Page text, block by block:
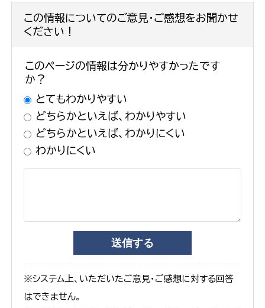
この情報についてのご意見・ご感想をお聞かせ
ください！
このページの情報は分かりやすかったです
か？
とてもわかりやすい
どちらかといえば、わかりやすい
どちらかといえば、わかりにくい
わかりにくい
※システム上、いただいたご意見・ご感想に対する回答
はできません。